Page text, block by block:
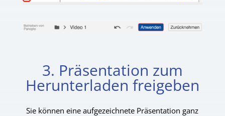
3. Präsentation zum
Herunterladen freigeben
Sie können eine aufgezeichnete Präsentation ganz